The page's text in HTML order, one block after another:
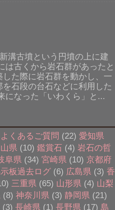
溝古墳という円墳の上に建
は古くから岩石群があったと
た際に岩石群を動かし、一
石段の台石などに利用した
になった「いわくら」と...
よくあるご質問 (22) 愛知県
県 (10) 鑑賞石 (4) 岩石の哲
阜県 (34) 宮崎県 (10) 京都府
板過去ログ (6) 広島県 (3) 香
三重県 (65) 山形県 (4) 山梨
(8) 神奈川県 (3) 静岡県 (21)
(3) 長崎県 (1) 長野県 (17) 島